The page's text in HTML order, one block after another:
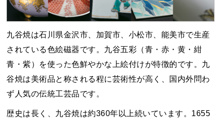
九谷焼は石川県金沢市、加賀市、小松市、能美市で生産
されている色絵磁器です。九谷五彩（青・赤・黄・紺
青・紫）を使った色鮮やかな上絵付けが特徴的です。九
谷焼は美術品と称される程に芸術性が高く、国内外問わ
ず人気の伝統工芸品です。
歴史は長く、九谷焼は約360年以上続いています。1655